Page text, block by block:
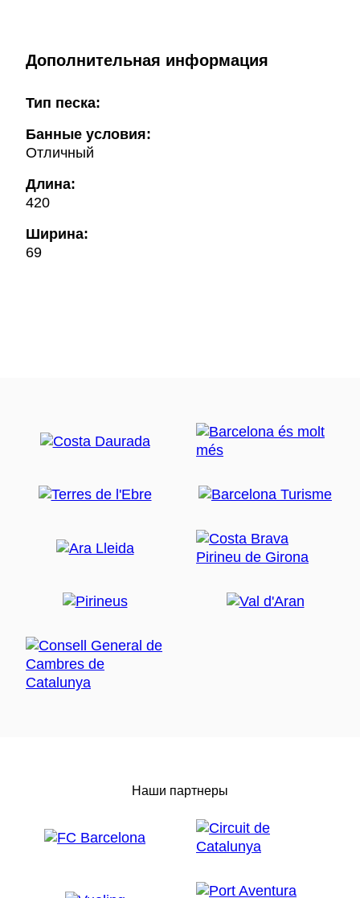
Дополнительная информация
Тип песка:
Банные условия:
Отличный
Длина:
420
Ширина:
69
Наши партнеры